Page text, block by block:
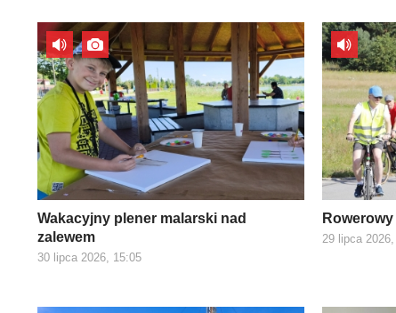
Wakacyjny plener malarski nad
zalewem
30 lipca 2026, 15:05
29 lipca